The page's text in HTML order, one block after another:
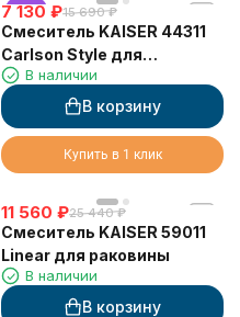
хит
7 130 ₽15 690 ₽
Смеситель KAISER 44311
Carlson Style для
раковины
В наличии
В корзину
Купить в 1 клик
11 560 ₽25 440 ₽
Смеситель KAISER 59011
Linear для раковины
В наличии
В корзину